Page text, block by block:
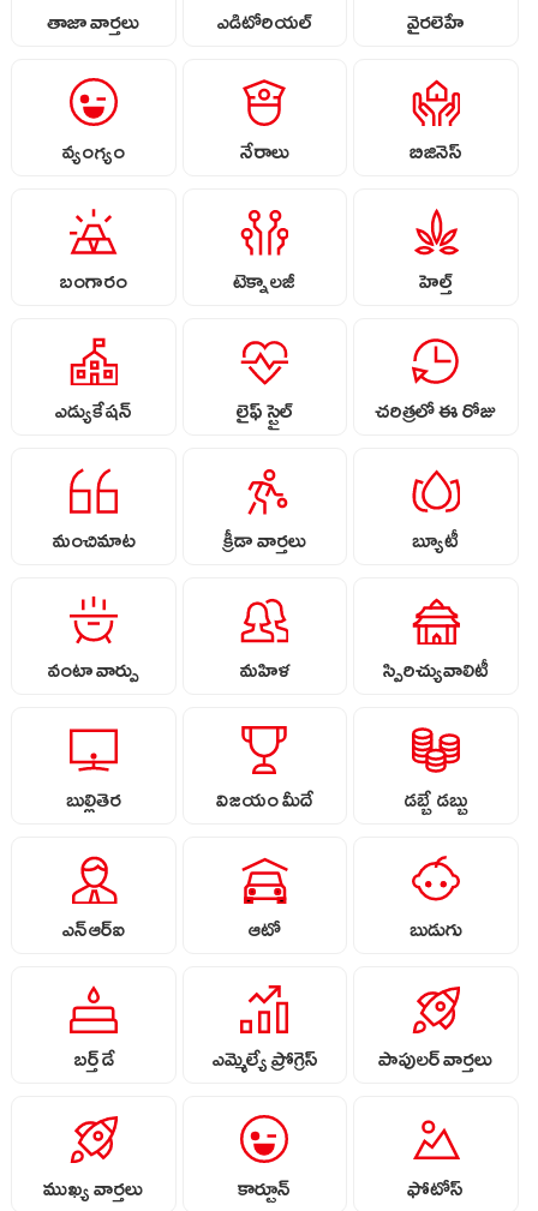
తాజా వార్తలు ఎడిటోరియల్ వైరలెహే
వ్యంగ్యం నేరాలు బిజినెస్
బంగారం టెక్నాలజీ హెల్త్
ఎడ్యుకేషన్ లైఫ్ స్టైల్ చరిత్రలో ఈ రోజు
మంచిమాట క్రీడా వార్తలు బ్యూటీ
వంటా వార్పు మహిళ స్పిరిచ్యువాలిటీ
బుల్లితెర విజయం మీదే డబ్బే డబ్బు
ఎన్ఆర్ఐ ఆటో బుడుగు
బర్త్ డే ఎమ్మెల్యే ప్రోగ్రెస్ పాపులర్ వార్తలు
ముఖ్య వార్తలు కార్టూన్ ఫోటోస్